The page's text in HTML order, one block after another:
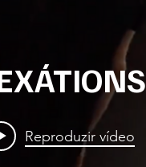
Reproduzir vídeo